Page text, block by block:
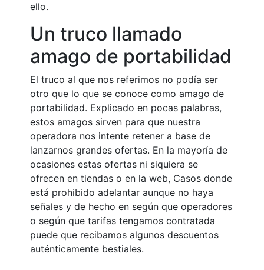
ello.
Un truco llamado
amago de portabilidad
El truco al que nos referimos no podía ser
otro que lo que se conoce como amago de
portabilidad. Explicado en pocas palabras,
estos amagos sirven para que nuestra
operadora nos intente retener a base de
lanzarnos grandes ofertas. En la mayoría de
ocasiones estas ofertas ni siquiera se
ofrecen en tiendas o en la web, Casos donde
está prohibido adelantar aunque no haya
señales y de hecho en según que operadores
o según que tarifas tengamos contratada
puede que recibamos algunos descuentos
auténticamente bestiales.